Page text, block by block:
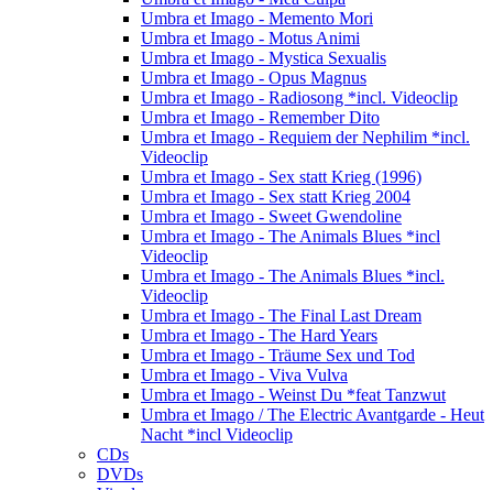
Umbra et Imago - Memento Mori
Umbra et Imago - Motus Animi
Umbra et Imago - Mystica Sexualis
Umbra et Imago - Opus Magnus
Umbra et Imago - Radiosong *incl. Videoclip
Umbra et Imago - Remember Dito
Umbra et Imago - Requiem der Nephilim *incl.
Videoclip
Umbra et Imago - Sex statt Krieg (1996)
Umbra et Imago - Sex statt Krieg 2004
Umbra et Imago - Sweet Gwendoline
Umbra et Imago - The Animals Blues *incl
Videoclip
Umbra et Imago - The Animals Blues *incl.
Videoclip
Umbra et Imago - The Final Last Dream
Umbra et Imago - The Hard Years
Umbra et Imago - Träume Sex und Tod
Umbra et Imago - Viva Vulva
Umbra et Imago - Weinst Du *feat Tanzwut
Umbra et Imago / The Electric Avantgarde - Heut
Nacht *incl Videoclip
CDs
DVDs